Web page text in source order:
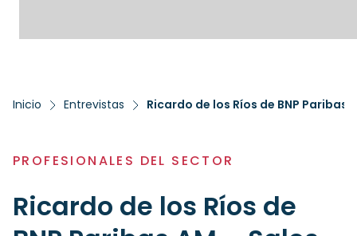
Inicio Entrevistas Ricardo de los Ríos de BNP Paribas
PROFESIONALES DEL SECTOR
Ricardo de los Ríos de